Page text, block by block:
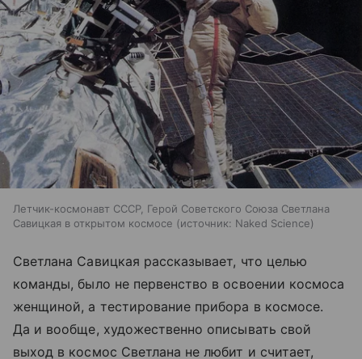
Летчик-космонавт СССР, Герой Советского Союза Светлана
Савицкая в открытом космосе
источник: Naked Science
Светлана Савицкая рассказывает, что целью
команды, было не первенство в освоении космоса
женщиной, а тестирование прибора в космосе.
Да и вообще, художественно описывать свой
выход в космос Светлана не любит и считает,